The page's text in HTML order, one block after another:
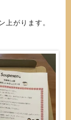
上がります。